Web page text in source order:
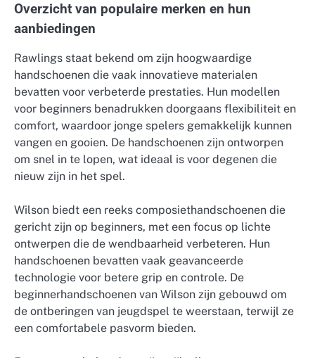
Overzicht van populaire merken en hun
aanbiedingen
Rawlings staat bekend om zijn hoogwaardige
handschoenen die vaak innovatieve materialen
bevatten voor verbeterde prestaties. Hun modellen
voor beginners benadrukken doorgaans flexibiliteit en
comfort, waardoor jonge spelers gemakkelijk kunnen
vangen en gooien. De handschoenen zijn ontworpen
om snel in te lopen, wat ideaal is voor degenen die
nieuw zijn in het spel.
Wilson biedt een reeks composiethandschoenen die
gericht zijn op beginners, met een focus op lichte
ontwerpen die de wendbaarheid verbeteren. Hun
handschoenen bevatten vaak geavanceerde
technologie voor betere grip en controle. De
beginnerhandschoenen van Wilson zijn gebouwd om
de ontberingen van jeugdspel te weerstaan, terwijl ze
een comfortabele pasvorm bieden.